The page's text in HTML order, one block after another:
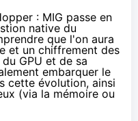
: MIG passe en
native du
que l'on aura
et un chiffrement des
GPU et de sa
embarquer le
cette évolution, ainsi
(via la mémoire ou